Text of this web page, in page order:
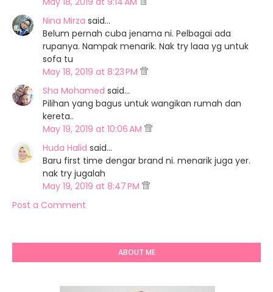
Nina Mirza said…
Belum pernah cuba jenama ni. Pelbagai ada
rupanya. Nampak menarik. Nak try laaa yg untuk
sofa tu
May 18, 2019 at 8:23 PM
Sha Mohamed said…
Pilihan yang bagus untuk wangikan rumah dan
kereta..
May 19, 2019 at 10:06 AM
Huda Halid said…
Baru first time dengar brand ni. menarik juga yer.
nak try jugalah
May 19, 2019 at 8:47 PM
Post a Comment
ABOUT ME